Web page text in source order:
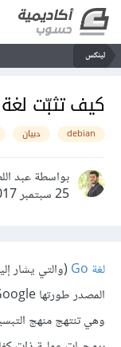
لينكس
كيف تثبّت لغة Go 1.7 على دبيان 8
debian دبيان
بواسطة عبد
25 سبتمبر 2017
لغة Go